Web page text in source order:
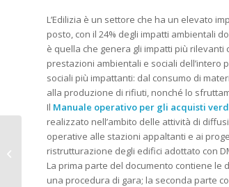
L’Edilizia è un settore che ha un elevato
posto, con il 24% degli impatti ambientali
è quella che genera gli impatti più rilevanti
prestazioni ambientali e sociali
sociali più impattanti: dal consumo di
alla produzione di rifiuti, nonché lo
Il Manuale operativo per gli acquisti
realizzato nell’ambito delle attività di
operative alle stazioni appaltanti e ai
ristrutturazione degli edifici adottato con
La prima parte del documento contiene le
una procedura di gara; la seconda parte
Al via la campagna
“Brucia bene la legna,
non bruciarti la salute”